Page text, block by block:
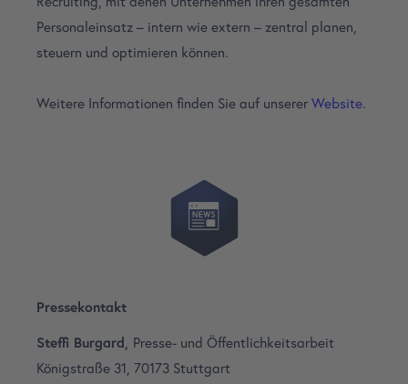
Personaleinsatz – intern wie extern – zentral planen,
steuern und optimieren können.
Weitere Informationen finden Sie auf unserer Website.
Pressekontakt
Steffi Burgard, Presse- und Öffentlichkeitsarbeit
Königstraße 31, 70173 Stuttgart